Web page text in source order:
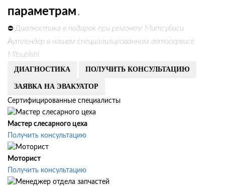
параметрам .
⛔ Диагностика в подарок при ремонте Митсубиси
Аутлендер в нашем специализированном автосервисе
Mitsubishi
ДИАГНОСТИКА ПОЛУЧИТЬ КОНСУЛЬТАЦИЮ
ЗАЯВКА НА ЭВАКУАТОР
Сертифицированные специалисты
Мастер слесарного цеха
Получить консультацию
Моторист
Получить консультацию